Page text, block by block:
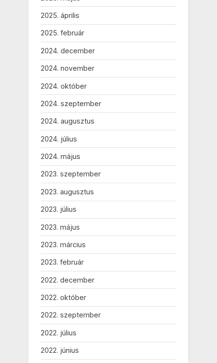
2025. április
2025. február
2024. december
2024. november
2024. október
2024. szeptember
2024. augusztus
2024. július
2024. május
2023. szeptember
2023. augusztus
2023. július
2023. május
2023. március
2023. február
2022. december
2022. október
2022. szeptember
2022. július
2022. június